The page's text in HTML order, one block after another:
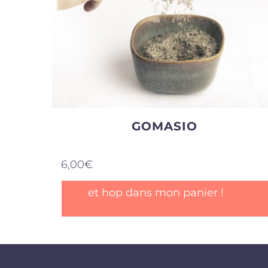
GOMASIO
6,00€
et hop dans mon panier !